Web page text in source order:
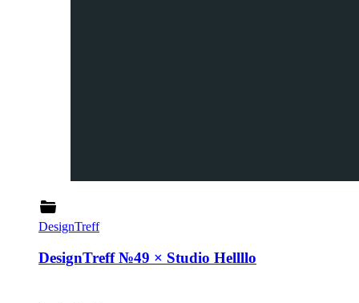
DesignTreff
DesignTreff №49 × Studio Hellllo